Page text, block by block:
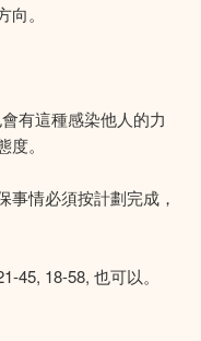
。
有這種感染他人的力
。
事情必須按計劃完成，
45, 18-58, 也可以。